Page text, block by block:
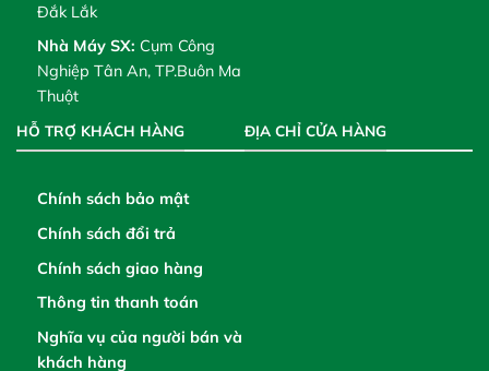
Đắk Lắk
Nhà Máy SX: Cụm Công
Nghiệp Tân An, TP.Buôn Ma
Thuột
HỖ TRỢ KHÁCH HÀNG
Chính sách bảo mật
Chính sách đổi trả
Chính sách giao hàng
Thông tin thanh toán
Nghĩa vụ của người bán và
khách hàng
ĐỊA CHỈ CỬA HÀNG